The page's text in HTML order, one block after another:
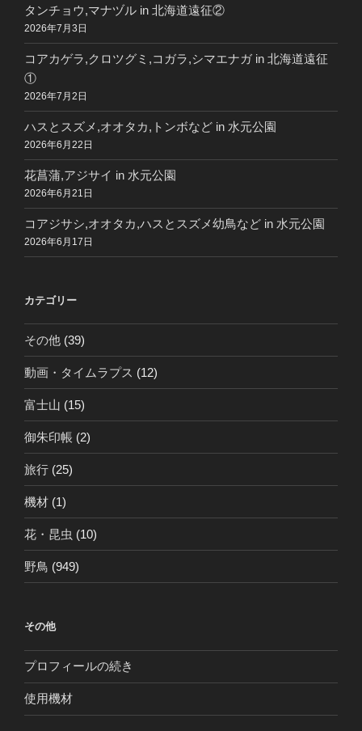
タンチョウ,マナヅル in 北海道遠征②
2026年7月3日
コアカゲラ,クロツグミ,コガラ,シマエナガ in 北海道遠征
①
2026年7月2日
ハスとスズメ,オオタカ,トンボなど in 水元公園
2026年6月22日
花菖蒲,アジサイ in 水元公園
2026年6月21日
コアジサシ,オオタカ,ハスとスズメ幼鳥など in 水元公園
2026年6月17日
カテゴリー
その他 (39)
動画・タイムラプス (12)
富士山 (15)
御朱印帳 (2)
旅行 (25)
機材 (1)
花・昆虫 (10)
野鳥 (949)
その他
プロフィールの続き
使用機材